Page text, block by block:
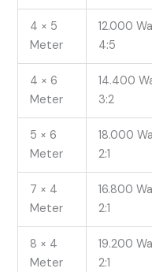
4 × 5
Meter
12.000
4:5
4 × 6
Meter
14.400
3:2
5 × 6
Meter
18.000
2:1
7 × 4
Meter
16.800
2:1
8 × 4
Meter
19.200
2:1